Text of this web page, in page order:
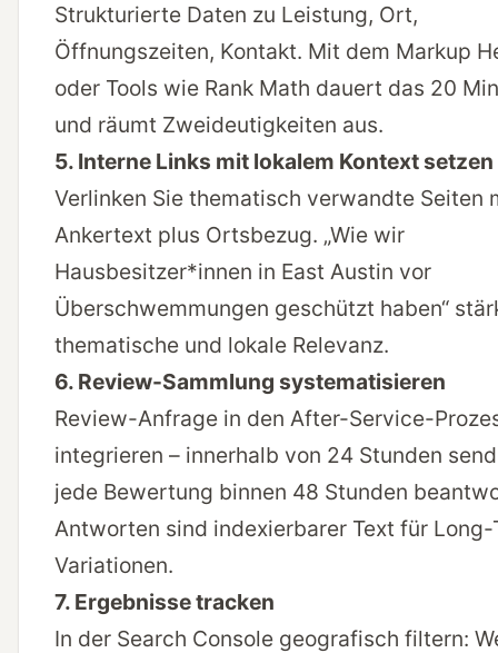
Strukturierte Daten zu Leistung, Ort,
Öffnungszeiten, Kontakt. Mit dem Markup
oder Tools wie Rank Math dauert das 20
und räumt Zweideutigkeiten aus.
5. Interne Links mit lokalem Kontext setzen
Verlinken Sie thematisch verwandte Seiten
Ankertext plus Ortsbezug. „Wie wir
Hausbesitzer*innen in East Austin vor
Überschwemmungen geschützt haben“
thematische und lokale Relevanz.
6. Review-Sammlung systematisieren
Review-Anfrage in den After-Service-
integrieren – innerhalb von 24 Stunden
jede Bewertung binnen 48 Stunden
Antworten sind indexierbarer Text für
Variationen.
7. Ergebnisse tracken
In der Search Console geografisch filtern: